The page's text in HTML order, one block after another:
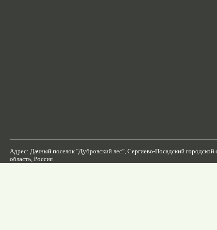
Адрес: Дачный поселок "Дубровский лес", Сергиево-Посадский городской
область, Россия